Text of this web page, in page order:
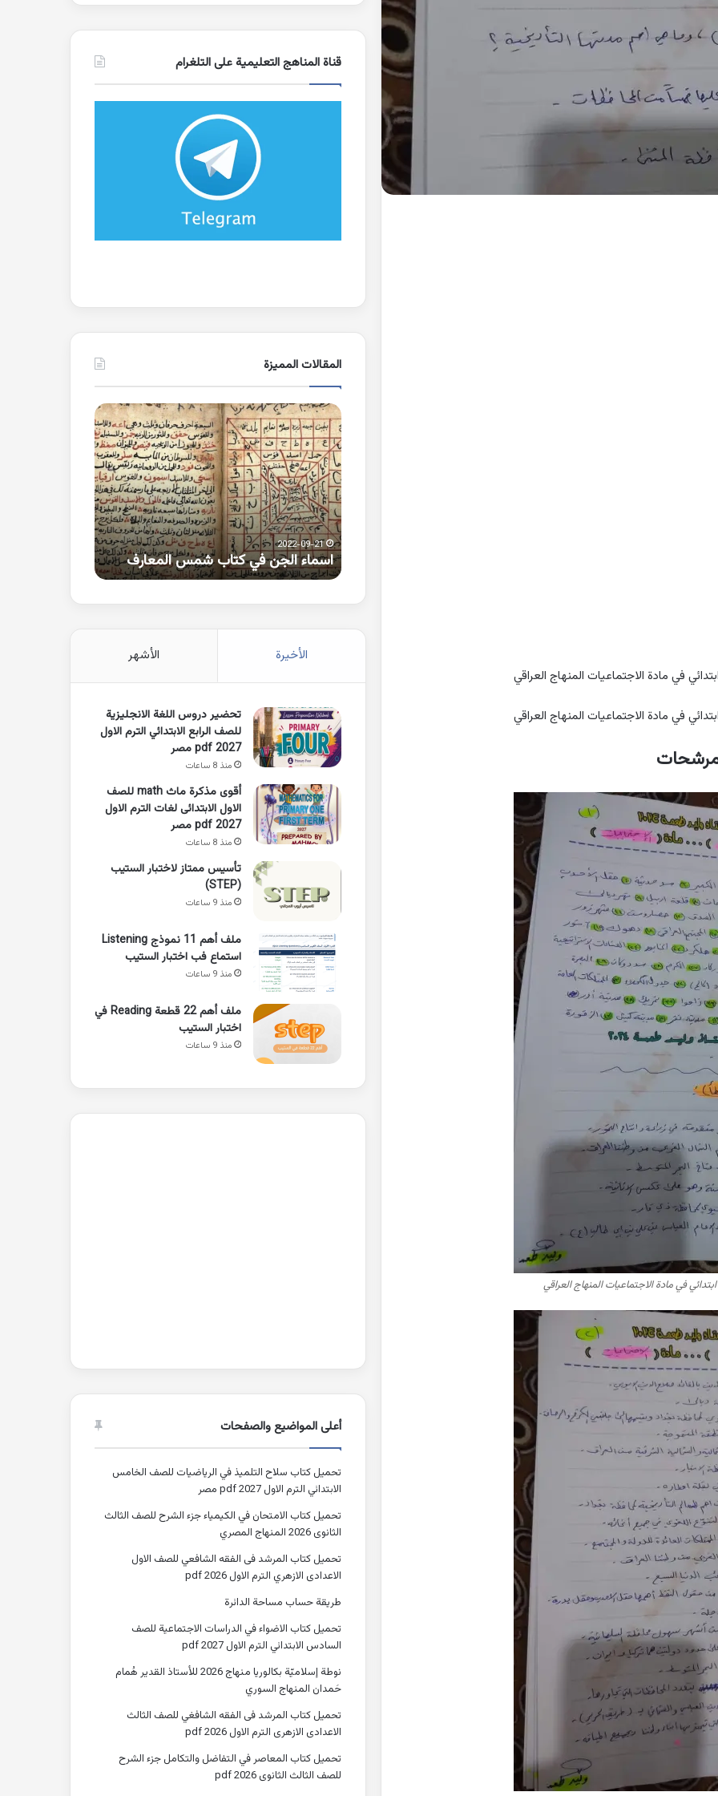
في مادة الاجتماعيات المنهاج العراقي
في مادة الاجتماعيات المنهاج العراقي
في مادة الاجتماعيات المنهاج العراقي
قناة المناهج التعليمية على التلغرام
المقالات المميزة
اسماء
الجن
في
كتاب
شمس
المعارف
2022-09-21
اسماء الجن في كتاب شمس المعارف
كلمات
بها
همزة
متطرفة
على
الواو
الأخيرة الأشهر
تحضير دروس اللغة الانجليزية
للصف الرابع الابتدائي الترم الاول
2027 pdf مصر
منذ 8 ساعات
أقوى مذكرة ماث math للصف
الاول الابتدائى لغات الترم الاول
pdf 2027 مصر
منذ 8 ساعات
تأسيس ممتاز لاختبار الستيب
(STEP)
منذ 9 ساعات
ملف أهم 11 نموذج Listening
استماع فب اختبار الستيب
منذ 9 ساعات
ملف أهم 22 قطعة Reading في
اختبار الستيب
منذ 9 ساعات
أعلى المواضيع والصفحات
تحميل كتاب سلاح التلميذ في الرياضيات للصف الخامس
الابتدائي الترم الاول 2027 pdf مصر
تحميل كتاب الامتحان في الكيمياء جزء الشرح للصف الثالث
الثانوى 2026 المنهاج المصري
تحميل كتاب المرشد فى الفقه الشافعي للصف الاول
الاعدادى الازهري الترم الاول 2026 pdf
طريقة حساب مساحة الدائرة
تحميل كتاب الاضواء في الدراسات الاجتماعية للصف
السادس الابتدائي الترم الاول 2027 pdf
نوطة إسلاميّة بكالوريا منهاج 2026 للأستاذ القدير هُمام
حَمدان المنهاج السوري
تحميل كتاب المرشد فى الفقه الشافغي للصف الثالث
الاعدادى الازهرى الترم الاول 2026 pdf
تحميل كتاب المعاصر في التفاضل والتكامل جزء الشرح
للصف الثالث الثانوى 2026 pdf